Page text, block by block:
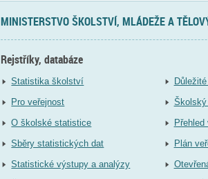
MINISTERSTVO ŠKOLSTVÍ, MLÁDEŽE A
Rejstříky, databáze
Statistika školství
Pro veřejnost
O školské statistice
Sběry statistických dat
Statistické výstupy a analýzy
Plán